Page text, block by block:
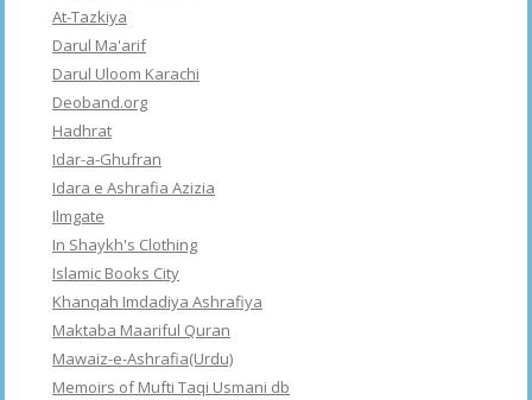
At-Tazkiya
Darul Ma'arif
Darul Uloom Karachi
Deoband.org
Hadhrat
Idar-a-Ghufran
Idara e Ashrafia Azizia
Ilmgate
In Shaykh's Clothing
Islamic Books City
Khanqah Imdadiya Ashrafiya
Maktaba Maariful Quran
Mawaiz-e-Ashrafia(Urdu)
Memoirs of Mufti Taqi Usmani db